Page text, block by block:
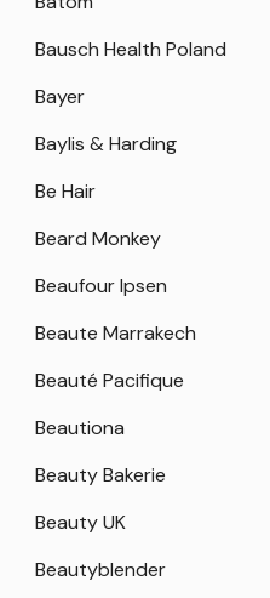
Bausch Health Poland
Bayer
Baylis & Harding
Be Hair
Beard Monkey
Beaufour Ipsen
Beaute Marrakech
Beauté Pacifique
Beautiona
Beauty Bakerie
Beauty UK
Beautyblender